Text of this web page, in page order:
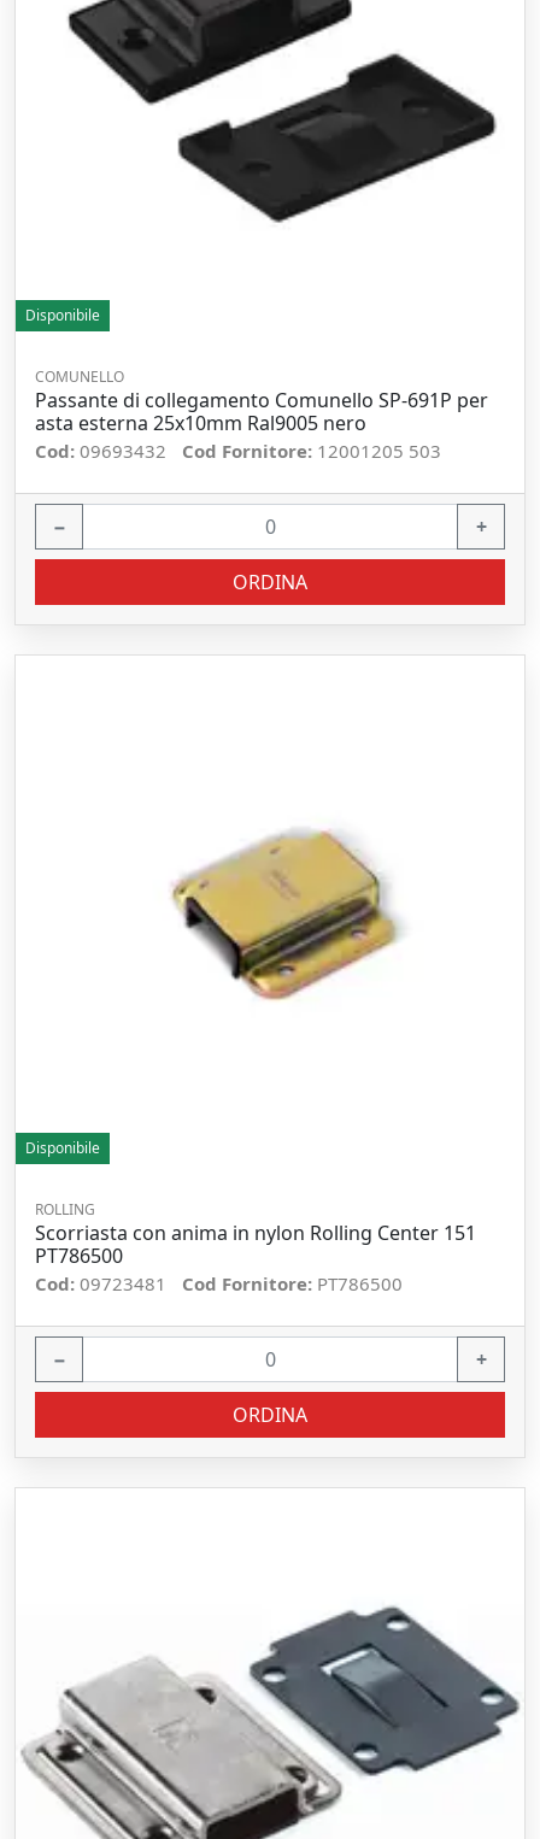
Disponibile
COMUNELLO
Passante di collegamento Comunello SP-691P per
asta esterna 25x10mm Ral9005 nero
Cod: 09693432 Cod Fornitore: 12001205 503
− +
ORDINA
Disponibile
ROLLING
Scorriasta con anima in nylon Rolling Center 151
PT786500
Cod: 09723481 Cod Fornitore: PT786500
− +
ORDINA